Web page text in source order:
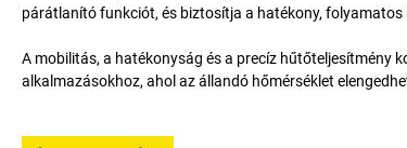
párátlanító funkciót, és biztosítja a hatékony,
A mobilitás, a hatékonyság és a precíz hűtőteljesítmény
alkalmazásokhoz, ahol az állandó hőmérséklet